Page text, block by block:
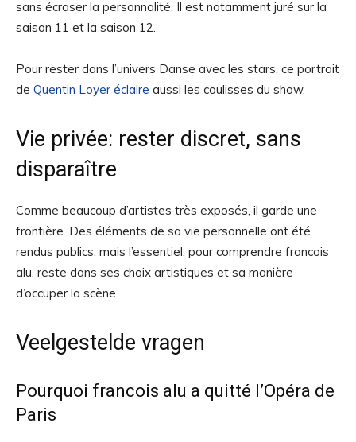
sans écraser la personnalité. Il est notamment juré sur la
saison 11 et la saison 12.
Pour rester dans l’univers Danse avec les stars, ce portrait
de Quentin Loyer éclaire aussi les coulisses du show.
Vie privée: rester discret, sans
disparaître
Comme beaucoup d’artistes très exposés, il garde une
frontière. Des éléments de sa vie personnelle ont été
rendus publics, mais l’essentiel, pour comprendre francois
alu, reste dans ses choix artistiques et sa manière
d’occuper la scène.
Veelgestelde vragen
Pourquoi francois alu a quitté l’Opéra de
Paris